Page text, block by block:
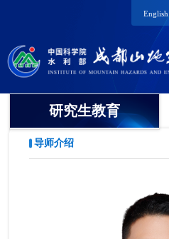
English
研究生教育
导师介绍